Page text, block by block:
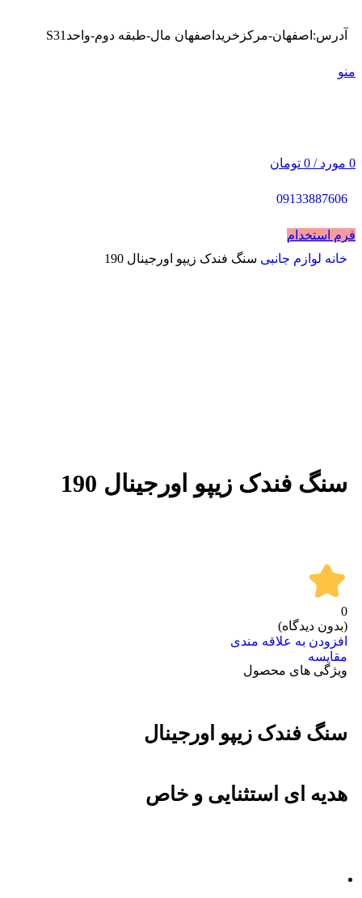
آدرس:اصفهان-مرکزخریداصفهان مال-طبقه دوم-واحدS31
منو
0 مورد /
0 تومان
09133887606
فرم استخدام
خانه لوازم جانبی سنگ فندک زیپو اورجینال 190
سنگ فندک زیپو اورجینال 190
0
(بدون دیدگاه)
افزودن به علاقه مندی
مقايسه
ویژگی های محصول
سنگ فندک زیپو اورجینال
هدیه ای استثنایی و خاص